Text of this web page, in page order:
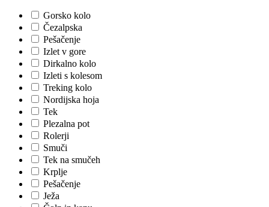
Gorsko kolo
Čezalpska
Pešačenje
Izlet v gore
Dirkalno kolo
Izleti s kolesom
Treking kolo
Nordijska hoja
Tek
Plezalna pot
Rolerji
Smuči
Tek na smučeh
Krplje
Pešačenje
Ježa